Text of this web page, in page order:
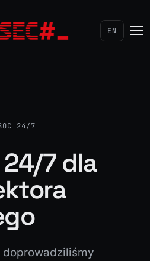
EN
24/7
24/7 dla